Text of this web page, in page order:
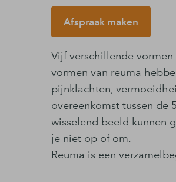
Afspraak maken
Vijf verschillende
vormen van reuma
pijnklachten,
overeenkomst tussen de
wisselend beeld kunnen
je niet op of om.
Reuma is een